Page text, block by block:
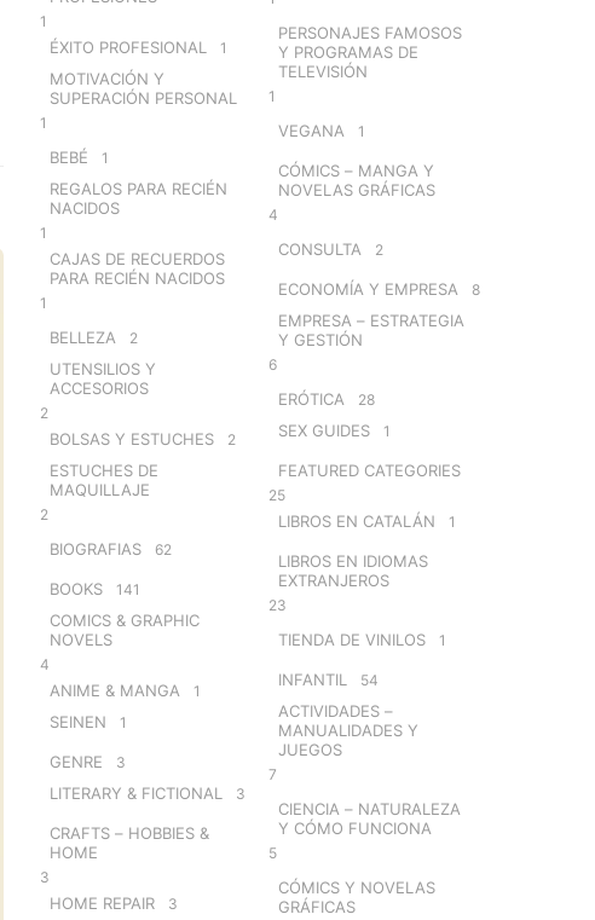
1
ÉXITO PROFESIONAL 1
MOTIVACIÓN Y
SUPERACIÓN PERSONAL
1
BEBÉ 1
REGALOS PARA RECIÉN
NACIDOS
1
CAJAS DE RECUERDOS
PARA RECIÉN NACIDOS
1
BELLEZA 2
UTENSILIOS Y
ACCESORIOS
2
BOLSAS Y ESTUCHES 2
ESTUCHES DE
MAQUILLAJE
2
BIOGRAFIAS 62
BOOKS 141
COMICS & GRAPHIC
NOVELS
4
ANIME & MANGA 1
SEINEN 1
GENRE 3
LITERARY & FICTIONAL 3
CRAFTS – HOBBIES &
HOME
3
HOME REPAIR 3
PERSONAJES FAMOSOS
Y PROGRAMAS DE
TELEVISIÓN
1
VEGANA 1
CÓMICS – MANGA Y
NOVELAS GRÁFICAS
4
CONSULTA 2
ECONOMÍA Y EMPRESA 8
EMPRESA – ESTRATEGIA
Y GESTIÓN
6
ERÓTICA 28
SEX GUIDES 1
FEATURED CATEGORIES
25
LIBROS EN CATALÁN 1
LIBROS EN IDIOMAS
EXTRANJEROS
23
TIENDA DE VINILOS 1
INFANTIL 54
ACTIVIDADES –
MANUALIDADES Y
JUEGOS
7
CIENCIA – NATURALEZA
Y CÓMO FUNCIONA
5
CÓMICS Y NOVELAS
GRÁFICAS